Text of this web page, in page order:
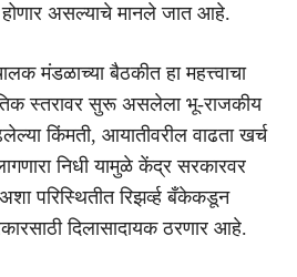
असल्याचे मानले जात आहे.
मंडळाच्या बैठकीत हा महत्त्वाचा
स्तरावर सुरू असलेला भू-राजकीय
किंमती, आयातीवरील वाढता खर्च
निधी यामुळे केंद्र सरकारवर
परिस्थितीत रिझर्व्ह बँकेकडून
दिलासादायक ठरणार आहे.